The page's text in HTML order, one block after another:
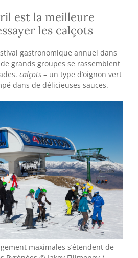
est la meilleure
les calçots
gastronomique annuel dans
grands groupes se rassemblent
calçots – un type d’oignon vert
dans de délicieuses sauces.
maximales s’étendent de